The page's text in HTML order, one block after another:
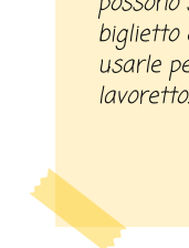
biglietto
usarle
lavoretto.